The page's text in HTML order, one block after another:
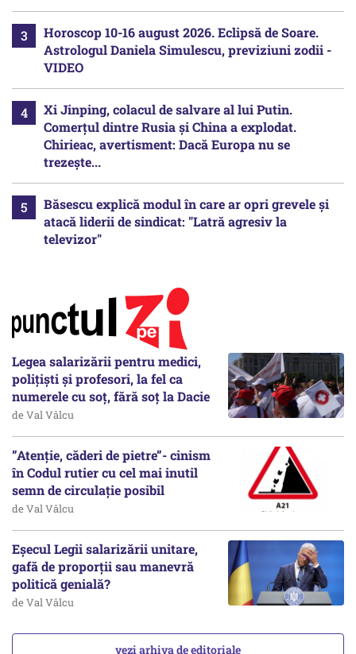
Horoscop 10-16 august 2026. Eclipsă de Soare.
Astrologul Daniela Simulescu, previziuni zodii -
VIDEO
Xi Jinping, colacul de salvare al lui Putin.
Comerțul dintre Rusia și China a explodat.
Chirieac, avertisment: Dacă Europa nu se
trezește...
Băsescu explică modul în care ar opri grevele și
atacă liderii de sindicat: "Latră agresiv la
televizor"
Legea salarizării pentru medici,
polițiști și profesori, la fel ca
numerele cu soț, fără soț la Dacie
de Val Vâlcu
”Atenție, căderi de pietre”- cinism
în Codul rutier cu cel mai inutil
semn de circulație posibil
de Val Vâlcu
Eșecul Legii salarizării unitare,
gafă de proporții sau manevră
politică genială?
de Val Vâlcu
vezi arhiva de editoriale